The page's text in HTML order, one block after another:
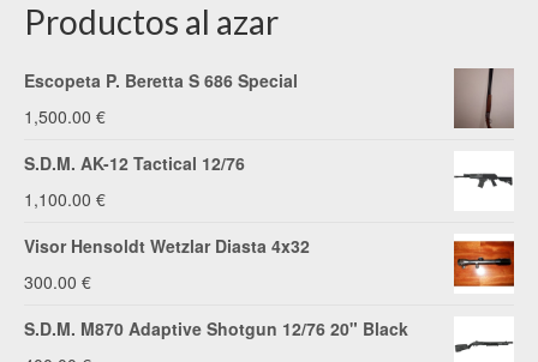
Productos al azar
Escopeta P. Beretta S 686 Special
1,500.00 €
S.D.M. AK-12 Tactical 12/76
1,100.00 €
Visor Hensoldt Wetzlar Diasta 4x32
300.00 €
S.D.M. M870 Adaptive Shotgun 12/76 20" Black